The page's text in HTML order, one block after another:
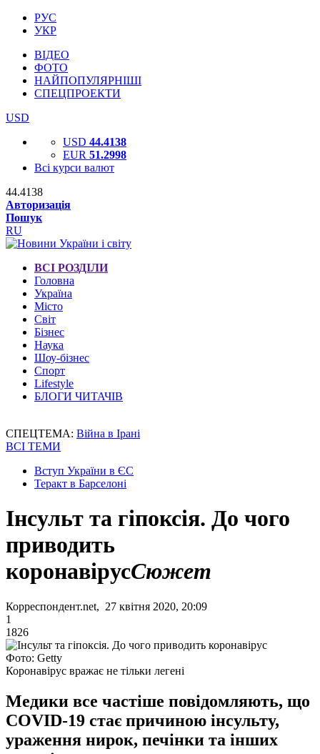
РУС
УКР
ВІДЕО
ФОТО
НАЙПОПУЛЯРНІШІ
СПЕЦПРОЕКТИ
USD
USD 44.4138
EUR 51.2998
Всі курси валют
44.4138
Авторизація
Пошук
RU
ВСІ РОЗДІЛИ
Головна
Україна
Місто
Світ
Бізнес
Наука
Шоу-бізнес
Спорт
Lifestyle
БЛОГИ ЧИТАЧІВ
СПЕЦТЕМА: Війна в Ірані
ВСІ ТЕМИ
Вступ України в ЄС
Теракт в Барселоні
Інсульт та гіпоксія. До чого
приводить
коронавірусСюжет
Корреспондент.net, 27 квітня 2020, 20:09
1
1826
Фото: Getty
Коронавірус вражає не тільки легені
Медики все частіше повідомляють, що
COVID-19 стає причиною інсульту,
ураження нирок, печінки та інших